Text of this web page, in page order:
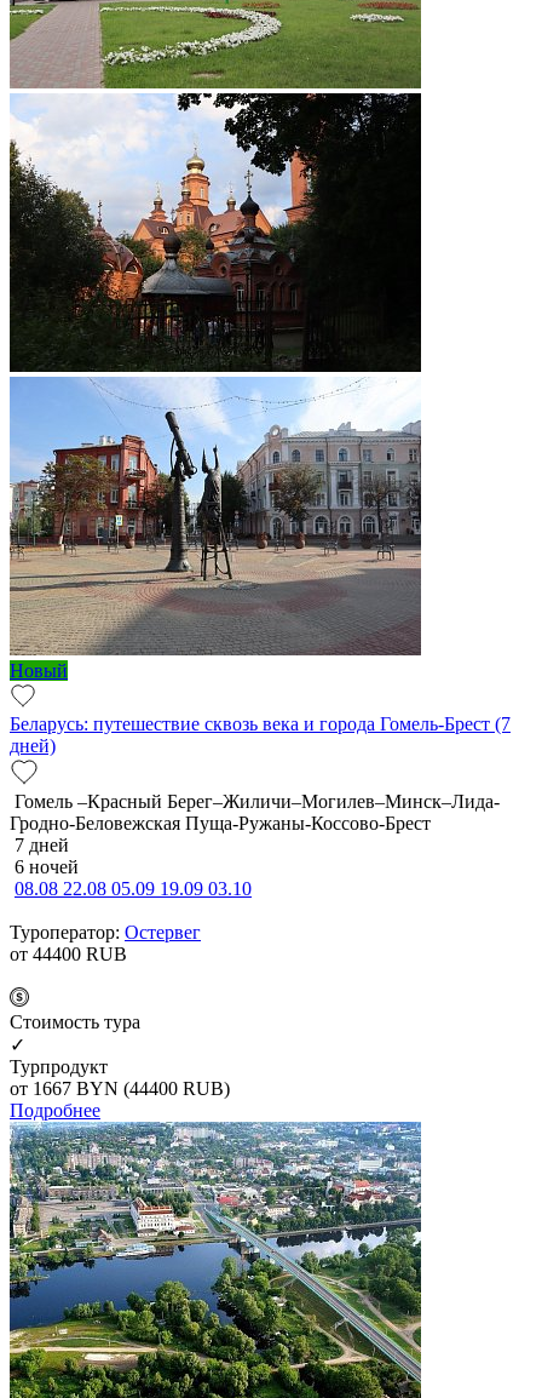
Новый
Беларусь: путешествие сквозь века и города Гомель-Брест (7
дней)
Гомель –Красный Берег–Жиличи–Могилев–Минск–Лида-
Гродно-Беловежская Пуща-Ружаны-Коссово-Брест
7 дней
6 ночей
08.08 22.08 05.09 19.09 03.10
Туроператор: Остервег
от 44400 RUB
Cтоимость тура
✓
Турпродукт
от 1667 BYN (44400 RUB)
Подробнее